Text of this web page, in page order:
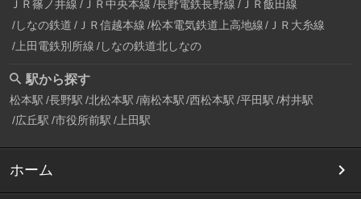
ＪＲ篠ノ井線 ＪＲ中央本線 長野電鉄長野線 ＪＲ飯田線
しなの鉄道 ＪＲ信越本線 松本電気鉄道上高地線
ＪＲ大糸線
上田電鉄別所線 しなの鉄道北しなの
駅から探す
松本駅 長野駅 北松本駅 南松本駅 西松本駅 平田駅 村井駅
広丘駅 市役所前駅 上田駅
ホーム